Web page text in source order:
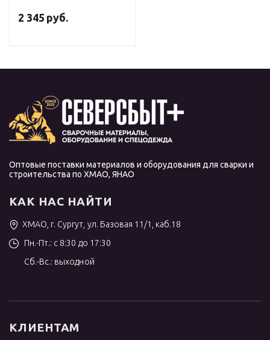
2 345 руб.
Оптовые поставки материалов и оборудования для сварки и
строительства по ХМАО, ЯНАО
КАК НАС НАЙТИ
ХМАО, г. Сургут, ул. Базовая 11/1, каб.18
Пн.-Пт.: с 8:30 до 17:30
Сб.-Вс.: выходной
КЛИЕНТАМ